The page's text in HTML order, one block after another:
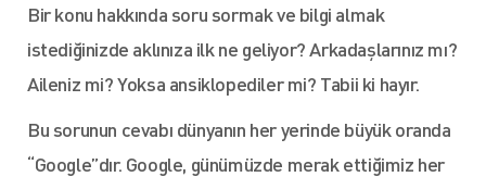
Bir konu hakkında soru sormak ve bilgi almak
istediğinizde aklınıza ilk ne geliyor? Arkadaşlarınız mı?
Aileniz mi? Yoksa ansiklopediler mi? Tabii ki hayır.
Bu sorunun cevabı dünyanın her yerinde büyük oranda
“Google”dır. Google, günümüzde merak ettiğimiz her